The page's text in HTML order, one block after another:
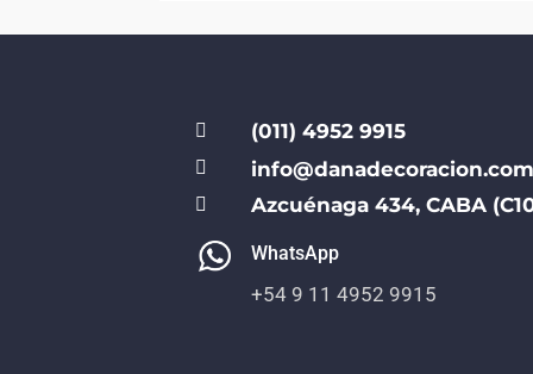
 (011) 4952 9915

 Azcuénaga 434, CABA
WhatsApp
+54 9 11 4952 9915